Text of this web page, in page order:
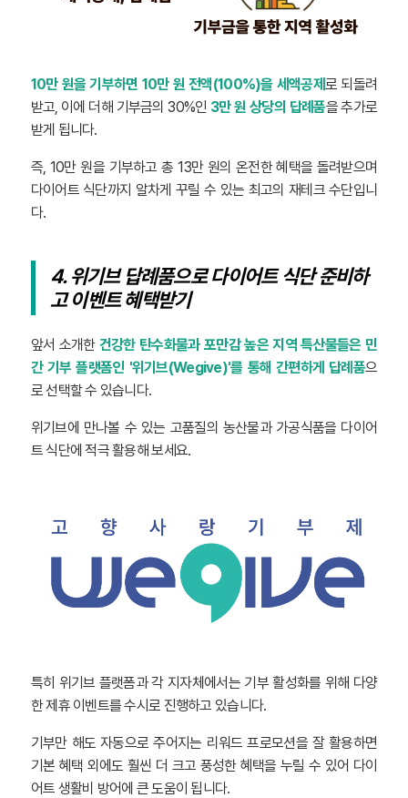
10만 원을 기부하면 10만 원 전액(100%)을 세액공제로 되돌려
받고, 이에 더해 기부금의 30%인 3만 원 상당의 답례품을 추가로
받게 됩니다.
즉, 10만 원을 기부하고 총 13만 원의 온전한 혜택을 돌려받으며
다이어트 식단까지 알차게 꾸릴 수 있는 최고의 재테크 수단입니
다.
4. 위기브 답례품으로 다이어트 식단 준비하
고 이벤트 혜택받기
앞서 소개한 건강한 탄수화물과 포만감 높은 지역 특산물들은 민
간 기부 플랫폼인 '위기브(Wegive)'를 통해 간편하게 답례품으
로 선택할 수 있습니다.
위기브에 만나볼 수 있는 고품질의 농산물과 가공식품을 다이어
트 식단에 적극 활용해 보세요.
특히 위기브 플랫폼과 각 지자체에서는 기부 활성화를 위해 다양
한 제휴 이벤트를 수시로 진행하고 있습니다.
기부만 해도 자동으로 주어지는 리워드 프로모션을 잘 활용하면
기본 혜택 외에도 훨씬 더 크고 풍성한 혜택을 누릴 수 있어 다이
어트 생활비 방어에 큰 도움이 됩니다.